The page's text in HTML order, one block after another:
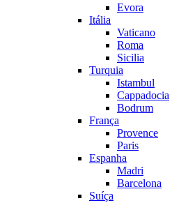
Evora
Itália
Vaticano
Roma
Sicilia
Turquia
Istambul
Cappadocia
Bodrum
França
Provence
Paris
Espanha
Madri
Barcelona
Suíça